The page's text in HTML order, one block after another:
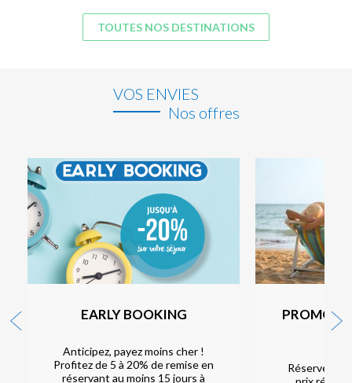
TOUTES NOS DESTINATIONS
VOS ENVIES
Nos offres
EARLY BOOKING
Anticipez, payez moins cher !
Profitez de 5 à 20% de remise en
réservant au moins 15 jours à
Réservez